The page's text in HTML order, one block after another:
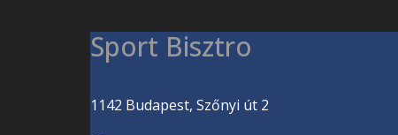
Sport Bisztro
1142 Budapest, Szőnyi út 2